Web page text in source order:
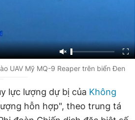
UAV Mỹ MQ-9 Reaper trên biển Đen
lực lượng dự bị của Không
hỗn hợp", theo trung tá